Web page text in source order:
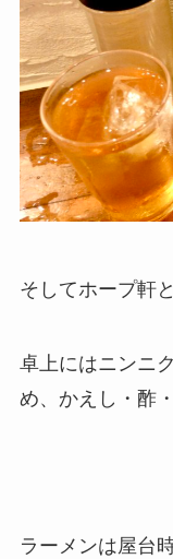
そしてホープ軒
卓上にはニンニ
め、かえし・酢
ラーメンは屋台